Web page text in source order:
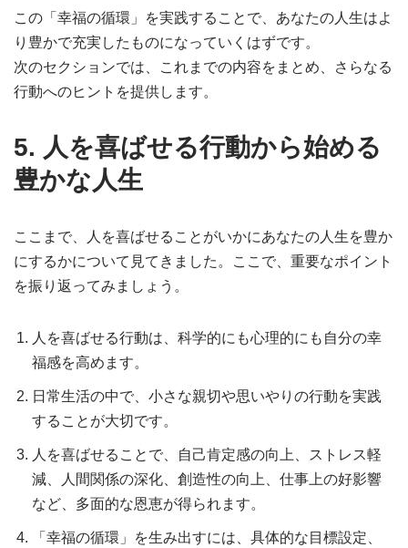
この「幸福の循環」を実践することで、あなたの人生はよ
り豊かで充実したものになっていくはずです。
次のセクションでは、これまでの内容をまとめ、さらなる
行動へのヒントを提供します。
5. 人を喜ばせる行動から始める
豊かな人生
ここまで、人を喜ばせることがいかにあなたの人生を豊か
にするかについて見てきました。ここで、重要なポイント
を振り返ってみましょう。
人を喜ばせる行動は、科学的にも心理的にも自分の幸
福感を高めます。
日常生活の中で、小さな親切や思いやりの行動を実践
することが大切です。
人を喜ばせることで、自己肯定感の向上、ストレス軽
減、人間関係の深化、創造性の向上、仕事上の好影響
など、多面的な恩恵が得られます。
「幸福の循環」を生み出すには、具体的な目標設定、